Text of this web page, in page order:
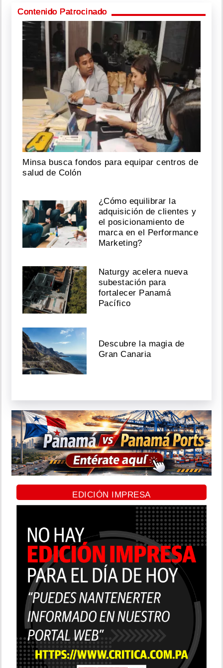
Contenido Patrocinado
Minsa busca fondos para equipar centros de
salud de Colón
¿Cómo equilibrar la
adquisición de clientes y
el posicionamiento de
marca en el Performance
Marketing?
Naturgy acelera nueva
subestación para
fortalecer Panamá
Pacífico
Descubre la magia de
Gran Canaria
EDICIÓN IMPRESA